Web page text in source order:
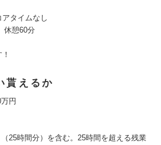
タイムなし
休憩60分
貰えるか
円
25時間分）を含む。25時間を超える残業